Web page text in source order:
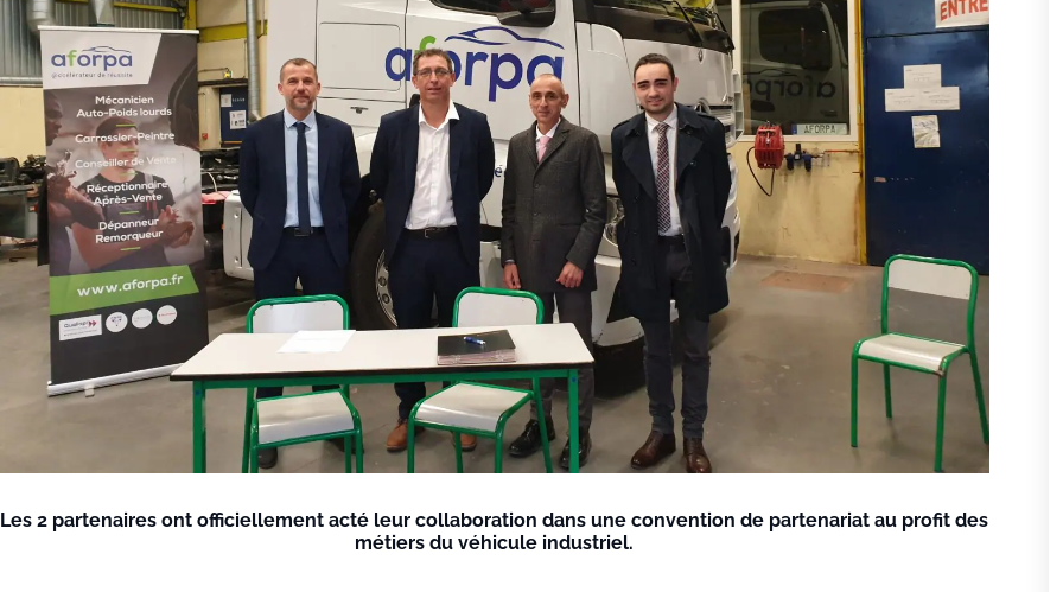
Les 2 partenaires ont officiellement acté leur collaboration dans une convention de partenariat au profit des
métiers du véhicule industriel.